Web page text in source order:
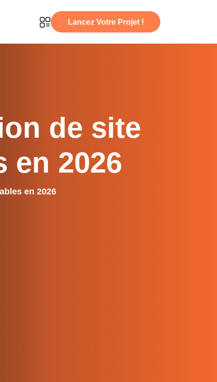
Lancez Votre Projet !
Lancez Votre Projet !
de site
en 2026
en 2026